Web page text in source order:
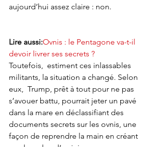
aujourd’hui assez claire : non.
Lire aussi:Ovnis : le Pentagone va-t-il
devoir livrer ses secrets ?
Toutefois,  estiment ces inlassables
militants, la situation a changé. Selon
eux,  Trump, prêt à tout pour ne pas
s’avouer battu, pourrait jeter un pavé
dans la mare en déclassifiant des
documents secrets sur les ovnis, une
façon de reprendre la main en créant